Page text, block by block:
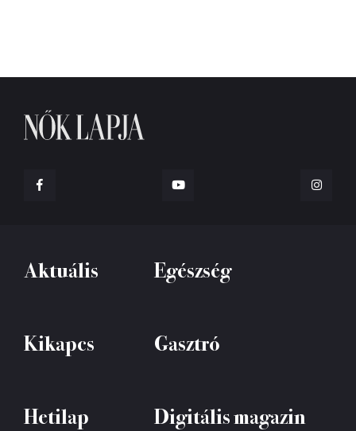
Aktuális Egészség
Kikapcs Gasztró
Hetilap Digitális magazin